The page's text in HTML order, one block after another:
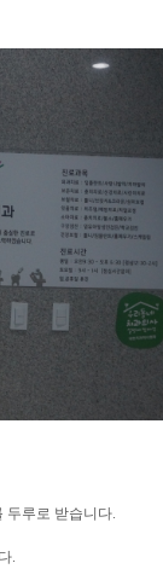
두루로 받습니다.
.